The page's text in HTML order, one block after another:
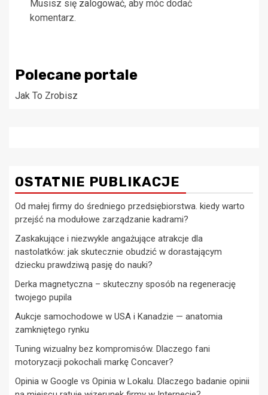
Musisz się zalogować, aby móc dodać
komentarz.
Polecane portale
Jak To Zrobisz
OSTATNIE PUBLIKACJE
Od małej firmy do średniego przedsiębiorstwa. kiedy warto
przejść na modułowe zarządzanie kadrami?
Zaskakujące i niezwykle angażujące atrakcje dla
nastolatków: jak skutecznie obudzić w dorastającym
dziecku prawdziwą pasję do nauki?
Derka magnetyczna – skuteczny sposób na regenerację
twojego pupila
Aukcje samochodowe w USA i Kanadzie — anatomia
zamkniętego rynku
Tuning wizualny bez kompromisów. Dlaczego fani
motoryzacji pokochali markę Concaver?
Opinia w Google vs Opinia w Lokalu. Dlaczego badanie opinii